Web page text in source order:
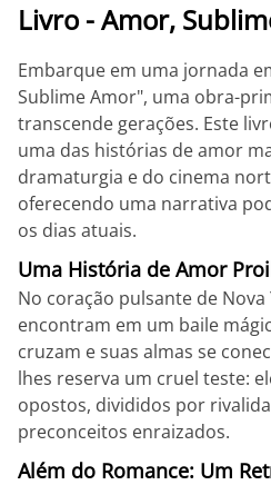
Livro - Amor,
Embarque em uma jornada
Sublime Amor", uma obra-
transcende gerações. Este
uma das histórias de amor
dramaturgia e do cinema
oferecendo uma narrativa
os dias atuais.
Uma História de Amor
No coração pulsante de Nova
encontram em um baile
cruzam e suas almas se
lhes reserva um cruel teste:
opostos, divididos por
preconceitos enraizados.
Além do Romance: Um